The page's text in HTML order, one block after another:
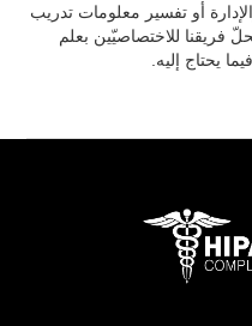
أو تفسير معلومات تدريب
فريقنا للاختصاصيّين بعلم
يحتاج إليه.